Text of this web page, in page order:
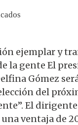
ejemplar y
la gente El
Gómez
del
El
ventaja de